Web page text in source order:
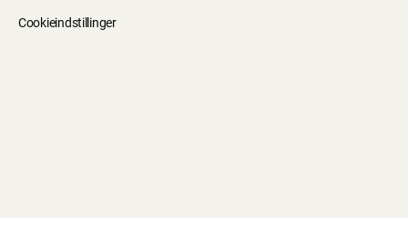
Cookieindstillinger